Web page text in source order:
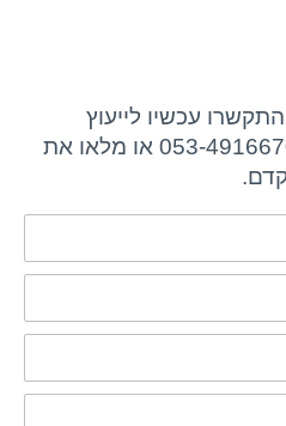
עכשיו לייעוץ
מקצועי ללא התחייבות 053-4916670 או מלאו את